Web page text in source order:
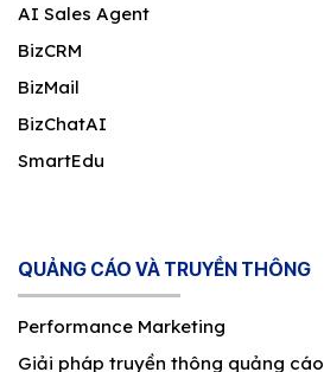
AI Sales Agent
BizCRM
BizMail
BizChatAI
SmartEdu
QUẢNG CÁO VÀ TRUYỀN THÔNG
Performance Marketing
Giải pháp truyền thông quảng cáo